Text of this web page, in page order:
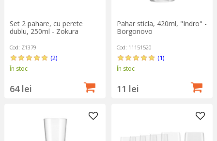
Set 2 pahare, cu perete
dublu, 250ml - Zokura
Cod: Z1379
(2)
În stoc
64 lei
Pahar sticla, 420ml, "Indro" -
Borgonovo
Cod: 11151520
(1)
În stoc
11 lei